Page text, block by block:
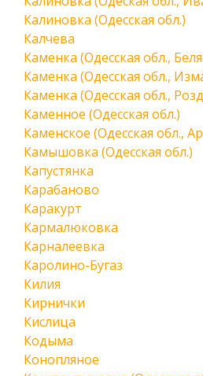
Калиновка (Одесская обл.)
Калчева
Каменка (Одесская обл.,
Каменка (Одесская обл.,
Каменка (Одесская обл.,
Каменное (Одесская обл.)
Каменское (Одесская обл.,
Камышовка (Одесская обл.)
Капустянка
Карабаново
Каракурт
Кармалюковка
Карналеевка
Каролино-Бугаз
Килия
Кирнички
Кислица
Кодыма
Конопляное